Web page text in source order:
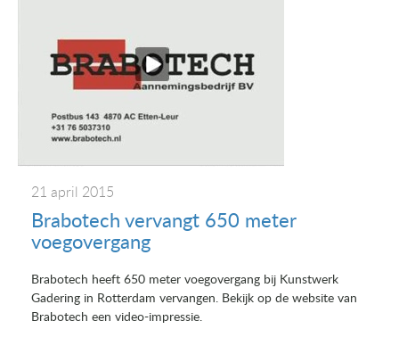
21 april 2015
Brabotech vervangt 650 meter
voegovergang
Brabotech heeft 650 meter voegovergang bij Kunstwerk
Gadering in Rotterdam vervangen. Bekijk op de website van
Brabotech een video-impressie.